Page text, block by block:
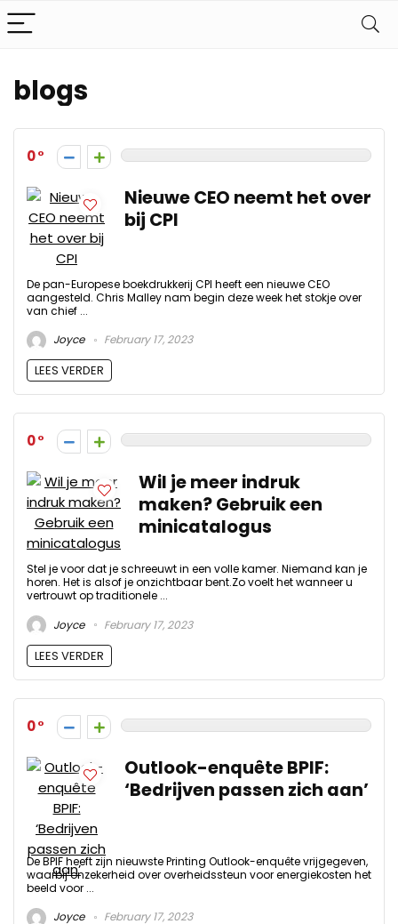
blogs
0
Nieuwe CEO neemt het over
bij CPI
De pan-Europese boekdrukkerij CPI heeft een nieuwe CEO
aangesteld. Chris Malley nam begin deze week het stokje over
van chief ...
Joyce
February 17, 2023
LEES VERDER
0
Wil je meer indruk
maken? Gebruik een
minicatalogus
Stel je voor dat je schreeuwt in een volle kamer. Niemand kan je
horen. Het is alsof je onzichtbaar bent.Zo voelt het wanneer u
vertrouwt op traditionele ...
Joyce
February 17, 2023
LEES VERDER
0
Outlook-enquête BPIF:
‘Bedrijven passen zich aan’
De BPIF heeft zijn nieuwste Printing Outlook-enquête vrijgegeven,
waarbij onzekerheid over overheidssteun voor energiekosten het
beeld voor ...
Joyce
February 17, 2023